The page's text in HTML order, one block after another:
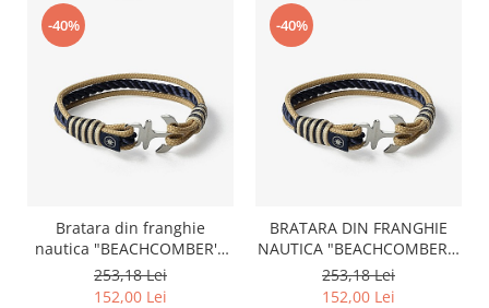
-40%
Bratara din franghie
nautica "BEACHCOMBER'S
BRAID", OLD SKIPPER,
marime S, 15 - 16 cm
253,18 Lei
152,00 Lei
-40%
BRATARA DIN FRANGHIE
NAUTICA "BEACHCOMBER'S
BRAID", OLD SKIPPER,
MARIME M, 17 - 18 CM
253,18 Lei
152,00 Lei